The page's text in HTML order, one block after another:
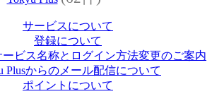
サービスについて
登録について
ービス名称とログイン方法変更のご案内
Plusからのメール配信について
ポイントについて